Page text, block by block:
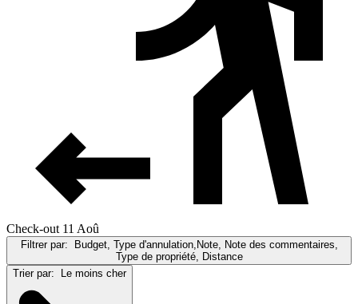
Check-out 11 Aoû
Filtrer par:
Budget, Type d'annulation,Note, Note des commentaires,
Type de propriété, Distance
Trier par:
Le moins cher